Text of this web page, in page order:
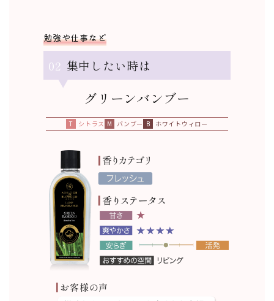
勉強や仕事など
02 集中したい時は
グリーンバンブー
シトラス バンブー ホワイトウィロー